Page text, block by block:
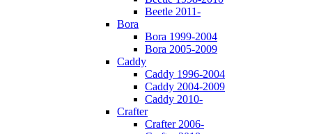
Beetle 2011-
Bora
Bora 1999-2004
Bora 2005-2009
Caddy
Caddy 1996-2004
Caddy 2004-2009
Caddy 2010-
Crafter
Crafter 2006-